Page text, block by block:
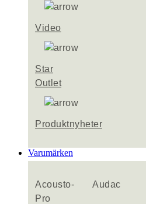
Video
Star
Outlet
Produktnyheter
Varumärken
Acousto-
Pro
Audac